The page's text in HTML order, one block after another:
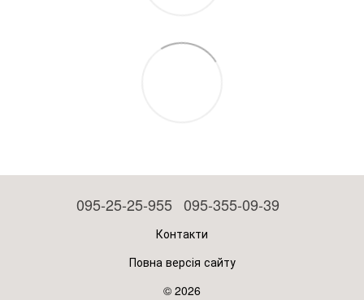
095-25-25-955 095-355-09-39
Контакти
Повна версія сайту
© 2026